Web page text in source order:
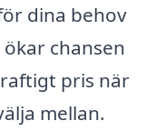
dina behov
chansen
pris när
mellan.